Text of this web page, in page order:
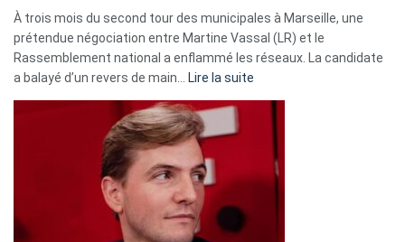
À trois mois du second tour des municipales à Marseille, une
prétendue négociation entre Martine Vassal (LR) et le
Rassemblement national a enflammé les réseaux. La candidate
a balayé d’un revers de main… Lire la suite
d’alliance
secrète